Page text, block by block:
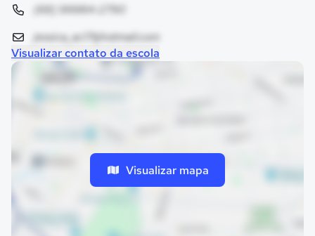
(68) 99984-2790
jessica_ac17@hotmail.com
Visualizar contato da escola
Visualizar mapa